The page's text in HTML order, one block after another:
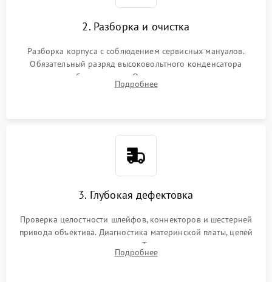
2. Разборка и очистка
Разборка корпуса с соблюдением сервисных мануалов.
Обязательный разряд высоковольтного конденсатора
вспышки для безопасности. Очистка внутренних узлов от
пыли, песка и следов влаги с помощью спецсредств.
Подробнее
3. Глубокая дефектовка
Проверка целостности шлейфов, коннекторов и шестерней
привода объектива. Диагностика материнской платы, цепей
питания и картоприемника. Тестирование механизма
затвора и блока внутрикамерной стабилизации.
Подробнее